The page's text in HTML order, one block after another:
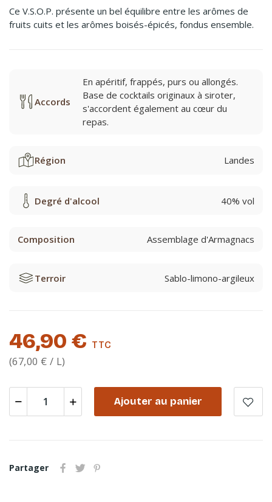
Ce V.S.O.P. présente un bel équilibre entre les arômes de
fruits cuits et les arômes boisés-épicés, fondus ensemble.
Accords
En apéritif, frappés, purs ou allongés.
Base de cocktails originaux à siroter,
s'accordent également au cœur du
repas.
Région Landes
Degré d'alcool 40% vol
Composition Assemblage d'Armagnacs
Terroir Sablo-limono-argileux
46,90 € TTC
(67,00 € / L)
Ajouter au panier
Partager